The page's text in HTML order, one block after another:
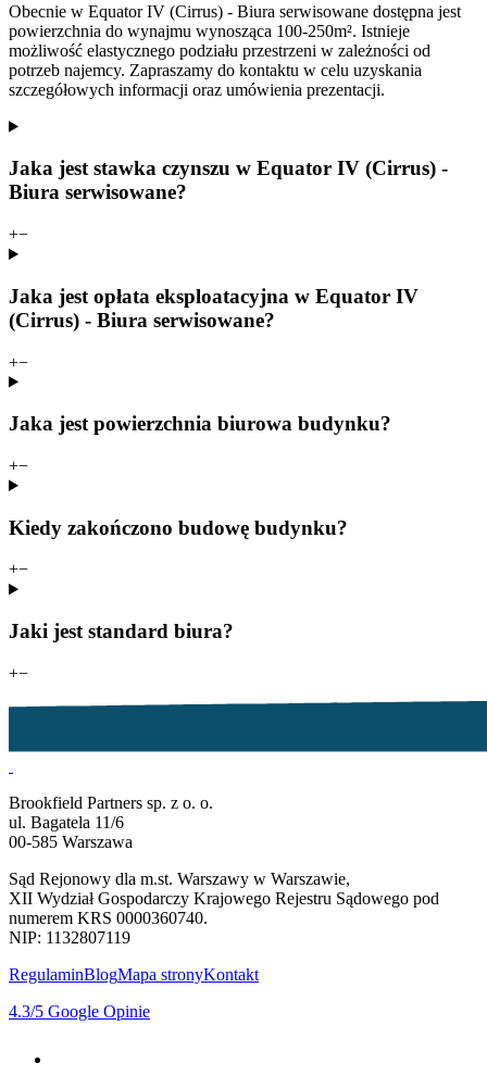
Obecnie w Equator IV (Cirrus) - Biura serwisowane dostępna jest
powierzchnia do wynajmu wynosząca 100-250m². Istnieje
możliwość elastycznego podziału przestrzeni w zależności od
potrzeb najemcy. Zapraszamy do kontaktu w celu uzyskania
szczegółowych informacji oraz umówienia prezentacji.
Jaka jest stawka czynszu w Equator IV (Cirrus) -
Biura serwisowane?
+−
Jaka jest opłata eksploatacyjna w Equator IV
(Cirrus) - Biura serwisowane?
+−
Jaka jest powierzchnia biurowa budynku?
+−
Kiedy zakończono budowę budynku?
+−
Jaki jest standard biura?
+−
Brookfield Partners sp. z o. o.
ul. Bagatela 11/6
00-585 Warszawa
Sąd Rejonowy dla m.st. Warszawy w Warszawie,
XII Wydział Gospodarczy Krajowego Rejestru Sądowego pod
numerem KRS 0000360740.
NIP: 1132807119
RegulaminBlogMapa stronyKontakt
4.3/5 Google Opinie